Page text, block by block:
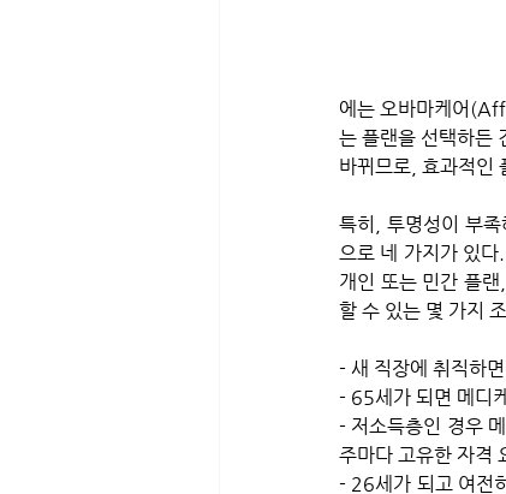
에는 오바마케어
는 플랜을 선택하든
바뀌므로, 효과적인
특히, 투명성이 부
으로 네 가지가 있
개인 또는 민간 플
할 수 있는 몇 가지
- 새 직장에 취직하
- 65세가 되면 메디
- 저소득층인 경우
주마다 고유한 자격
- 26세가 되고 여전